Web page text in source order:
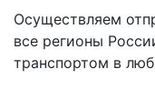
Осуществляем
все регионы
транспортом в